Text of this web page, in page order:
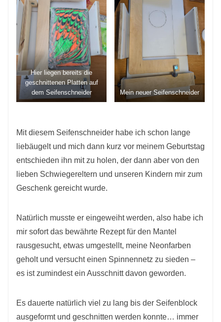
Hier liegen bereits die
geschnittenen Platten auf
dem Seifenschneider
Mein neuer Seifenschneider
Mit diesem Seifenschneider habe ich schon lange
liebäugelt und mich dann kurz vor meinem Geburtstag
entschieden ihn mit zu holen, der dann aber von den
lieben Schwiegereltern und unseren Kindern mir zum
Geschenk gereicht wurde.
Natürlich musste er eingeweiht werden, also habe ich
mir sofort das bewährte Rezept für den Mantel
rausgesucht, etwas umgestellt, meine Neonfarben
geholt und versucht einen Spinnennetz zu sieden –
es ist zumindest ein Ausschnitt davon geworden.
Es dauerte natürlich viel zu lang bis der Seifenblock
ausgeformt und geschnitten werden konnte… immer